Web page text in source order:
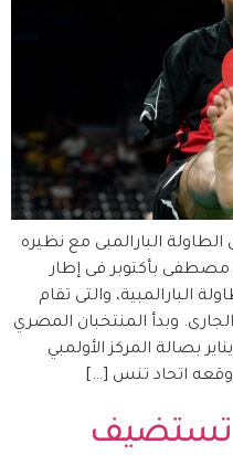
البارالمبى مع نظيره
مصطفى بأكتوبر فى إطار
البارالمبية، والتى تقام
من 24 إلى 27 يناير الجارى. وبدأ المنتخبان المصري
والسعودي معسكر مشترك يوم 9 يناير بصالة المركز الأولمبي
وقعه اتحاد تنس […]
تستضيف